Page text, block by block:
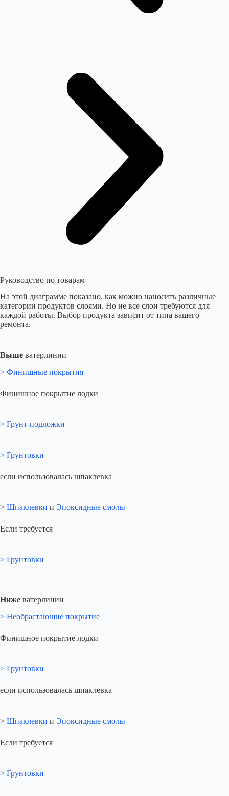
Руководство по товарам
На этой диаграмме показано, как можно наносить различные
категории продуктов слоями. Но не все слои требуются для
каждой работы. Выбор продукта зависит от типа вашего
ремонта.
Выше ватерлинии
> Финишные покрытия
Финишное покрытие лодки
> Грунт-подложки
> Грунтовки
если использовалась шпаклевка
> Шпаклевки и Эпоксидные смолы
Если требуется
> Грунтовки
Ниже ватерлинии
> Необрастающие покрытие
Финишное покрытие лодки
> Грунтовки
если использовалась шпаклевка
> Шпаклевки и Эпоксидные смолы
Если требуется
> Грунтовки